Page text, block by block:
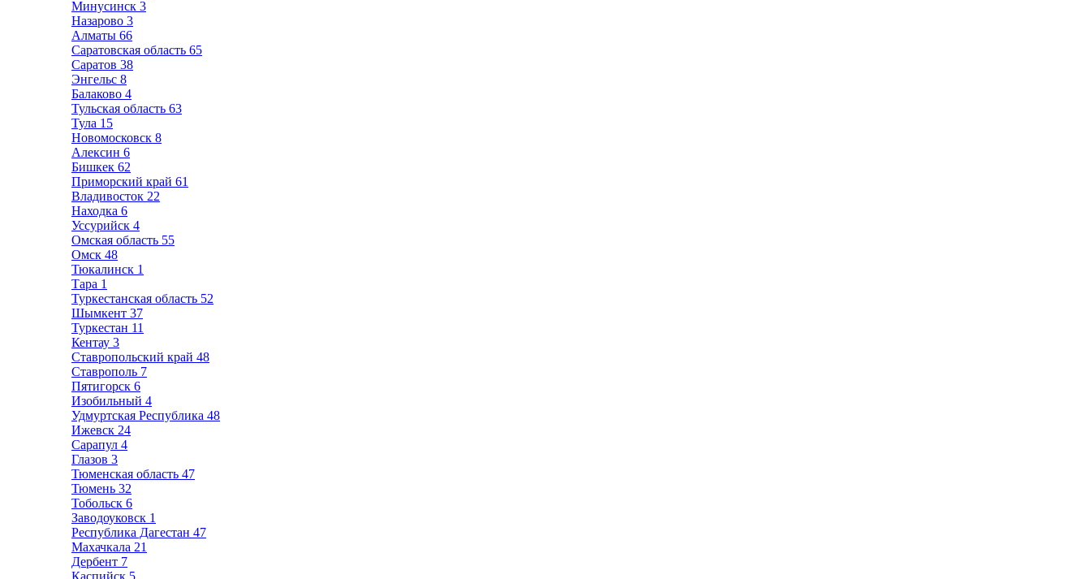
Минусинск 3
Назарово 3
Алматы 66
Саратовская область 65
Саратов 38
Энгельс 8
Балаково 4
Тульская область 63
Тула 15
Новомосковск 8
Алексин 6
Бишкек 62
Приморский край 61
Владивосток 22
Находка 6
Уссурийск 4
Омская область 55
Омск 48
Тюкалинск 1
Тара 1
Туркестанская область 52
Шымкент 37
Туркестан 11
Кентау 3
Ставропольский край 48
Ставрополь 7
Пятигорск 6
Изобильный 4
Удмуртская Республика 48
Ижевск 24
Сарапул 4
Глазов 3
Тюменская область 47
Тюмень 32
Тобольск 6
Заводоуковск 1
Республика Дагестан 47
Махачкала 21
Дербент 7
Каспийск 5